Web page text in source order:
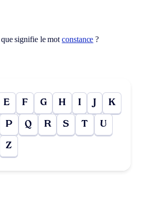
que signifie le motconstance ?
E F G H I J K
P Q R S T U
Z